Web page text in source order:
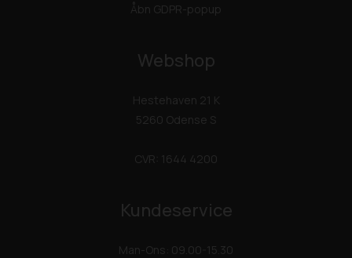
Åbn GDPR-popup
Webshop
Hestehaven 21 K
5260 Odense S
CVR: 1644 4200
Kundeservice
Man-Ons: 09.00-15.30